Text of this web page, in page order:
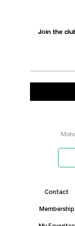
Join the
Contact
Membership